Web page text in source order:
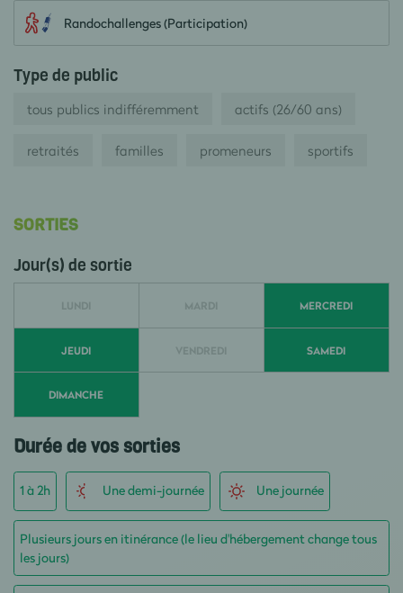
Randochallenges (Participation)
Type de public
tous publics indifféremment actifs (26/60 ans)
retraités familles promeneurs sportifs
SORTIES
Jour(s) de sortie
LUNDI MARDI MERCREDI
JEUDI VENDREDI SAMEDI
DIMANCHE
Durée de vos sorties
1 à 2h Une demi-journée Une journée
Plusieurs jours en itinérance (le lieu d'hébergement change tous
les jours)